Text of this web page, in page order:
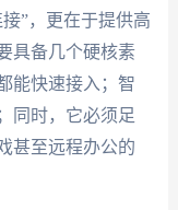
”，更在于提供高
具备几个硬核素
能快速接入；智
同时，它必须足
甚至远程办公的